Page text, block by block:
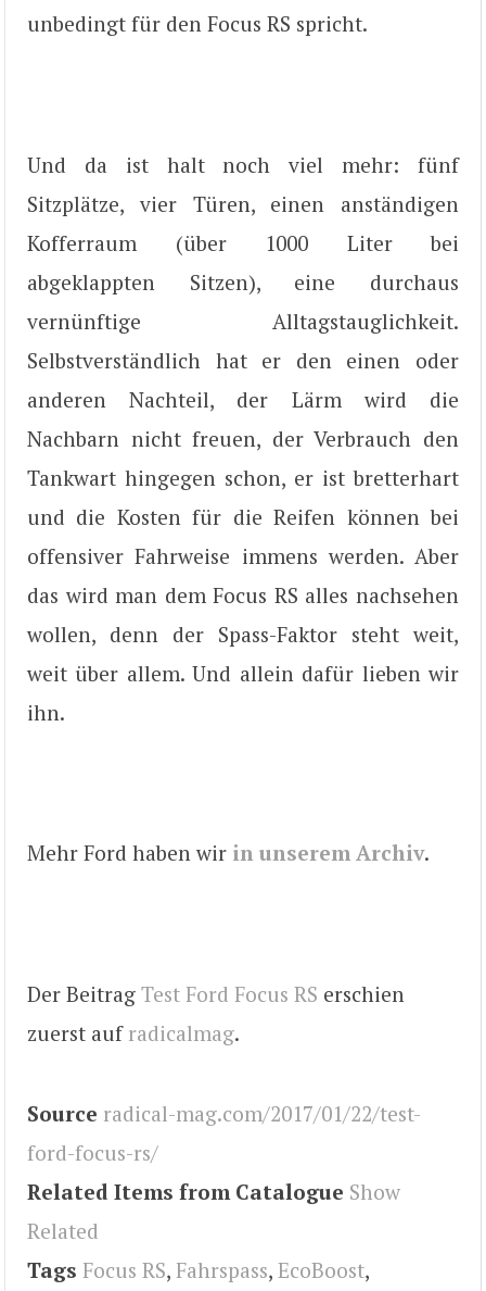
unbedingt für den Focus RS spricht.
Und da ist halt noch viel mehr: fünf
Sitzplätze, vier Türen, einen anständigen
Kofferraum (über 1000 Liter bei
abgeklappten Sitzen), eine durchaus
vernünftige Alltagstauglichkeit.
Selbstverständlich hat er den einen oder
anderen Nachteil, der Lärm wird die
Nachbarn nicht freuen, der Verbrauch den
Tankwart hingegen schon, er ist bretterhart
und die Kosten für die Reifen können bei
offensiver Fahrweise immens werden. Aber
das wird man dem Focus RS alles nachsehen
wollen, denn der Spass-Faktor steht weit,
weit über allem. Und allein dafür lieben wir
ihn.
Mehr Ford haben wir in unserem Archiv.
Der Beitrag Test Ford Focus RS erschien
zuerst auf radicalmag.
Source radical-mag.com/2017/01/22/test-
ford-focus-rs/
Related Items from Catalogue Show
Related
Tags Focus RS, Fahrspass, EcoBoost,